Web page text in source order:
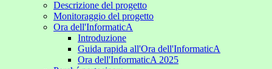
Descrizione del progetto
Monitoraggio del progetto
Ora dell'InformaticA
Introduzione
Guida rapida all'Ora dell'InformaticA
Ora dell'InformaticA 2025